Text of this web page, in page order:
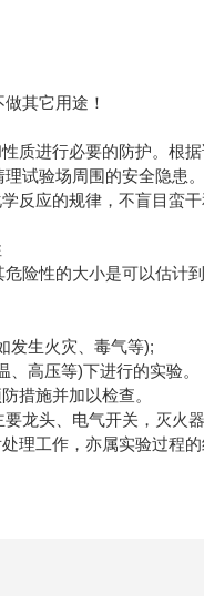
其它用途！
质进行必要的防护。根
试验场周围的安全隐患
反应的规律，不盲目蛮
险性的大小是可以估计
发生火灾、毒气等);
高压等)下进行的实验。
措施并加以检查。
龙头、电气开关，灭火
理工作，亦属实验过程